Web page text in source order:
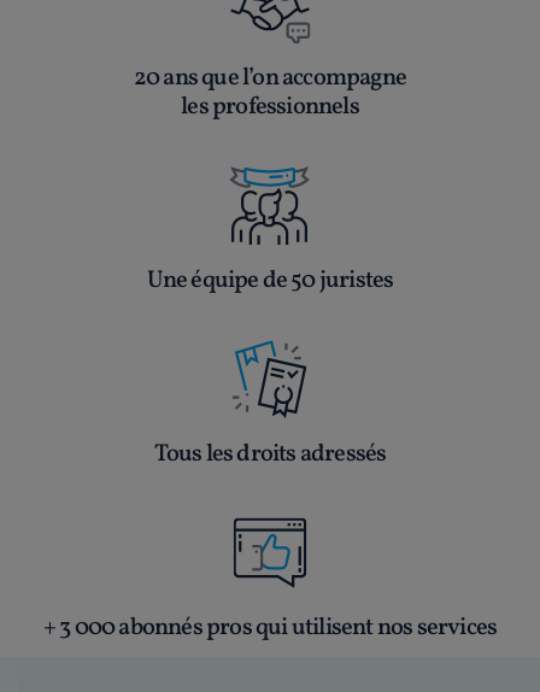
20 ans que l’on accompagne
les professionnels
Une équipe de 50 juristes
Tous les droits adressés
+ 3 000 abonnés pros qui utilisent nos services